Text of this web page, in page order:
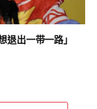
退出一带一路」